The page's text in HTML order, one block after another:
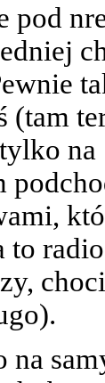
pod
(tam
na
to
na